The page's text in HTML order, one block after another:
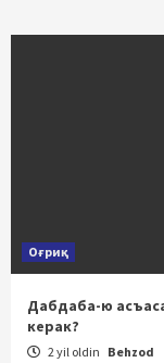
Оғриқ
Дабдаба-ю
керак?
2 yil oldin Behzod